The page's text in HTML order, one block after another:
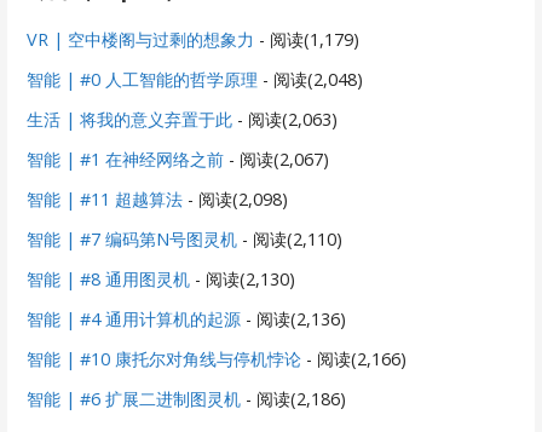
VR | 空中楼阁与过剩的想象力 - 阅读(1,179)
智能 | #0 人工智能的哲学原理 - 阅读(2,048)
生活 | 将我的意义弃置于此 - 阅读(2,063)
智能 | #1 在神经网络之前 - 阅读(2,067)
智能 | #11 超越算法 - 阅读(2,098)
智能 | #7 编码第N号图灵机 - 阅读(2,110)
智能 | #8 通用图灵机 - 阅读(2,130)
智能 | #4 通用计算机的起源 - 阅读(2,136)
智能 | #10 康托尔对角线与停机悖论 - 阅读(2,166)
智能 | #6 扩展二进制图灵机 - 阅读(2,186)